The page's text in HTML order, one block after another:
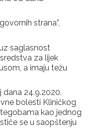
strana”,
saglasnost
za lijek
a imaju težu
24.9.2020.
bolesti Kliničkog
kao jednog
se u saopštenju